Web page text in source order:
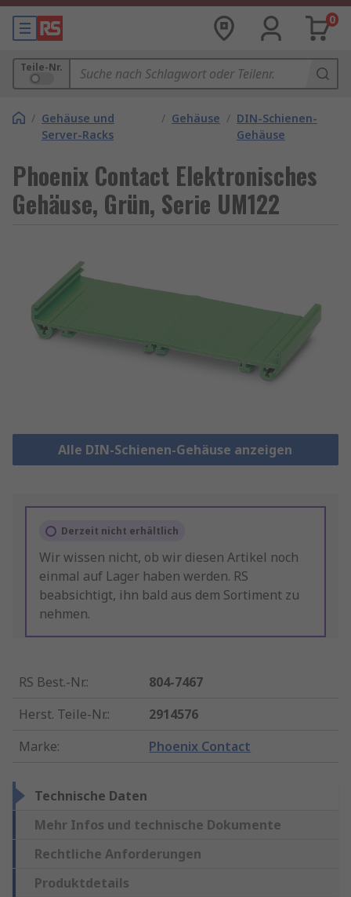
0
Teile-Nr.
/ Gehäuse und
Server-Racks
/ Gehäuse / DIN-Schienen-
Gehäuse
Phoenix Contact Elektronisches
Gehäuse, Grün, Serie UM122
Alle DIN-Schienen-Gehäuse anzeigen
Derzeit nicht erhältlich
Wir wissen nicht, ob wir diesen Artikel noch
einmal auf Lager haben werden. RS
beabsichtigt, ihn bald aus dem Sortiment zu
nehmen.
RS Best.-Nr.:
804-7467
Herst. Teile-Nr.:
2914576
Marke: Phoenix Contact
Technische Daten
Mehr Infos und technische Dokumente
Rechtliche Anforderungen
Produktdetails